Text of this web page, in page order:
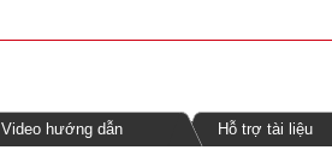
Video hướng dẫn Hỗ trợ tài liệu